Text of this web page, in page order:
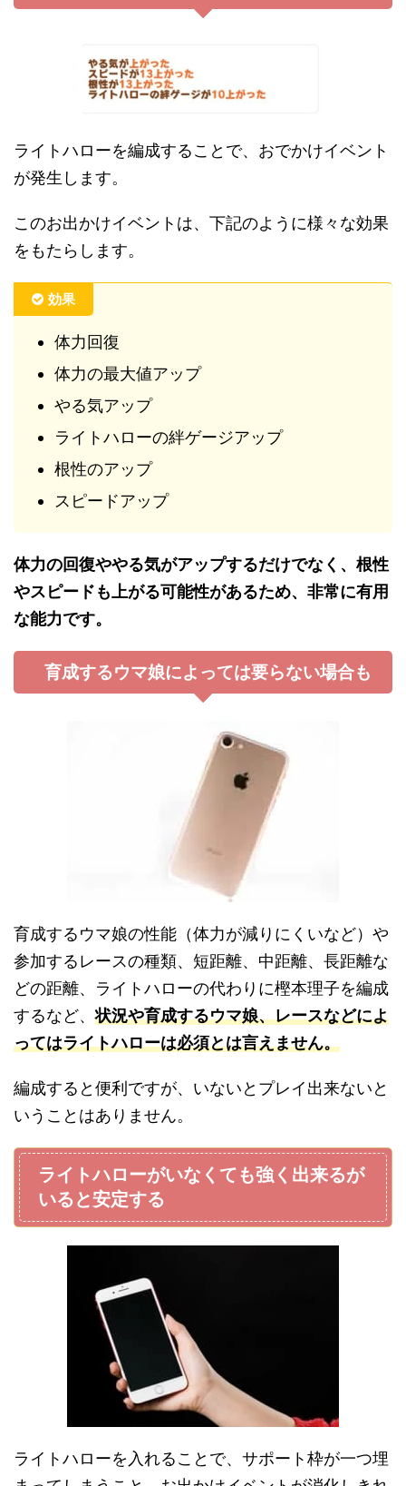
ライトハローを編成することで、おでかけイベント
が発生します。
このお出かけイベントは、下記のように様々な効果
をもたらします。
効果
体力回復
体力の最大値アップ
やる気アップ
ライトハローの絆ゲージアップ
根性のアップ
スピードアップ
体力の回復ややる気がアップするだけでなく、根性
やスピードも上がる可能性があるため、非常に有用
な能力です。
育成するウマ娘によっては要らない場合も
育成するウマ娘の性能（体力が減りにくいなど）や
参加するレースの種類、短距離、中距離、長距離な
どの距離、ライトハローの代わりに樫本理子を編成
するなど、状況や育成するウマ娘、レースなどによ
ってはライトハローは必須とは言えません。
編成すると便利ですが、いないとプレイ出来ないと
いうことはありません。
ライトハローがいなくても強く出来るが
いると安定する
ライトハローを入れることで、サポート枠が一つ埋